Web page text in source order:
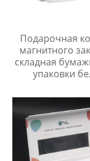
Подарочная
магнитного
складная
упаковки
YSPBOX-